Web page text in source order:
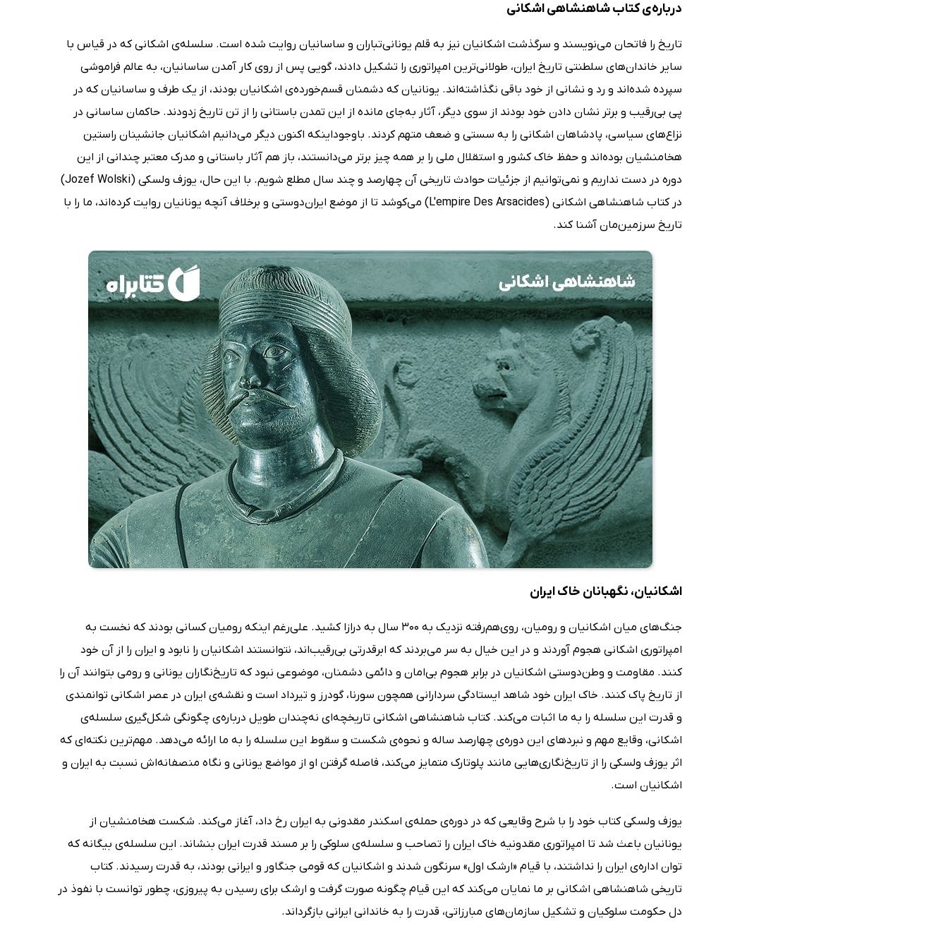
درباره‌ی کتاب شاهنشاهی اشکانی
تاریخ را فاتحان می‌نویسند و سرگذشت اشکانیان نیز به قلم یونانی‌تباران و ساسانیان روایت شده است. سلسله‌ی اشکانی که در قیاس با
سایر خاندان‌های سلطنتی تاریخ ایران، طولانی‌ترین امپراتوری را تشکیل دادند، گویی پس از روی کار آمدن ساسانیان، به عالم فراموشی
سپرده شده‌اند و رد و نشانی از خود باقی نگذاشته‌اند. یونانیان که دشمنان قسم‌خورده‌ی اشکانیان بودند، از یک طرف و ساسانیان که در
پی بی‌رقیب و برتر نشان دادن خود بودند از سوی دیگر، آثار به‌جای مانده از این تمدن باستانی را از تن تاریخ زدودند. حاکمان ساسانی در
نزاع‌های سیاسی، پادشاهان اشکانی را به سستی و ضعف متهم کردند. باوجوداینکه اکنون دیگر می‌دانیم اشکانیان جانشینان راستین
هخامنشیان بوده‌اند و حفظ خاک کشور و استقلال ملی را بر همه چیز برتر می‌دانستند، باز هم آثار باستانی و مدرک معتبر چندانی از این
دوره در دست نداریم و نمی‌توانیم از جزئیات حوادث تاریخی آن چهارصد و چند سال مطلع شویم. با این حال، یوزف ولسکی (Jozef Wolski)
در کتاب شاهنشاهی اشکانی (L'empire Des Arsacides) می‌کوشد تا از موضع ایران‌دوستی و برخلاف آنچه یونانیان روایت کرده‌اند، ما را با
تاریخ سرزمین‌مان آشنا کند.
اشکانیان، نگهبانان خاک ایران
جنگ‌های میان اشکانیان و رومیان، روی‌هم‌رفته نزدیک به 300 سال به درازا کشید. علی‌رغم اینکه رومیان کسانی بودند که نخست به
امپراتوری اشکانی هجوم آوردند و در این خیال به سر می‌بردند که ابرقدرتی بی‌رقیب‌اند، نتوانستند اشکانیان را نابود و ایران را از آن خود
کنند. مقاومت و وطن‌دوستی اشکانیان در برابر هجوم بی‌امان و دائمی دشمنان، موضوعی نبود که تاریخ‌نگاران یونانی و رومی بتوانند آن را
از تاریخ پاک کنند. خاک ایران خود شاهد ایستادگی سردارانی همچون سورنا، گودرز و تیرداد است و نقشه‌ی ایران در عصر اشکانی توانمندی
و قدرت این سلسله را به ما اثبات می‌کند. کتاب شاهنشاهی اشکانی تاریخچه‌ای نه‌چندان طویل درباره‌ی چگونگی شکل‌گیری سلسله‌ی
اشکانی، وقایع مهم و نبردهای این دوره‌ی چهارصد ساله و نحوه‌ی شکست و سقوط این سلسله را به ما ارائه می‌دهد. مهم‌ترین نکته‌ای که
اثر یوزف ولسکی را از تاریخ‌نگاری‌هایی مانند پلوتارک متمایز می‌کند، فاصله گرفتن او از مواضع یونانی و نگاه منصفانه‌اش نسبت به ایران و
اشکانیان است.
یوزف ولسکی کتاب خود را با شرح وقایعی که در دوره‌ی حمله‌ی اسکندر مقدونی به ایران رخ داد، آغاز می‌کند. شکست هخامنشیان از
یونانیان باعث شد تا امپراتوری مقدونیه خاک ایران را تصاحب و سلسله‌ی سلوکی را بر مسند قدرت ایران بنشاند. این سلسله‌ی بیگانه که
توان اداره‌ی ایران را نداشتند، با قیام «ارشک اول» سرنگون شدند و اشکانیان که قومی جنگاور و ایرانی بودند، به قدرت رسیدند. کتاب
تاریخی شاهنشاهی اشکانی بر ما نمایان می‌کند که این قیام چگونه صورت گرفت و ارشک برای رسیدن به پیروزی، چطور توانست با نفوذ در
دل حکومت سلوکیان و تشکیل سازمان‌های مبارزاتی، قدرت را به خاندانی ایرانی بازگرداند.